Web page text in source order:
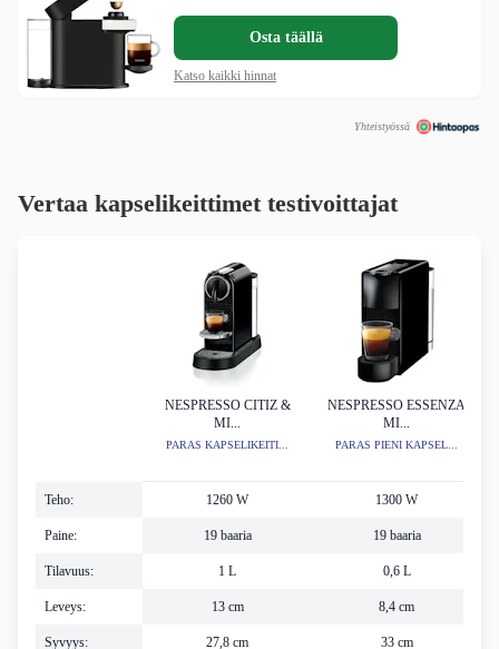
Osta täällä
Katso kaikki hinnat
Yhteistyössä
Vertaa kapselikeittimet testivoittajat
Teho:
Paine:
Tilavuus:
Leveys:
Syvyys:
NESPRESSO CITIZ &
MI...
PARAS KAPSELIKEITI...
1260 W
19 baaria
1 L
13 cm
27,8 cm
NESPRESSO ESSENZA
MI...
PARAS PIENI KAPSEL...
1300 W
19 baaria
0,6 L
8,4 cm
33 cm